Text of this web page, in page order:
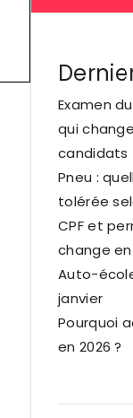
Examen
qui
candidats
Pneu :
tolérée
CPF et
change en
Auto-
janvier
Pourquoi
en 2026 ?